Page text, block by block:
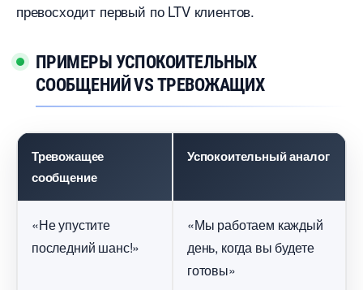
превосходит первый по LTV клиентов.
ПРИМЕРЫ УСПОКОИТЕЛЬНЫХ
СООБЩЕНИЙ VS ТРЕВОЖАЩИХ
Тревожащее
сообщение
Успокоительный анало
«Не упустите
последний шанс!»
«Мы работаем каждый
день, когда вы будете
отовы»